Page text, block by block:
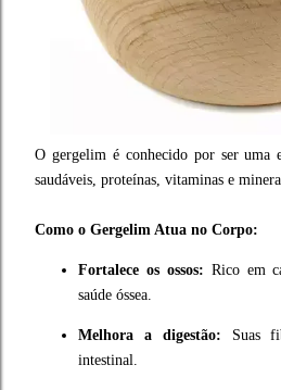
O gergelim é conhecido por ser uma
saudáveis, proteínas, vitaminas e
Como o Gergelim Atua no Corpo:
Fortalece os ossos: Rico em
saúde óssea.
Melhora a digestão: Suas
intestinal.